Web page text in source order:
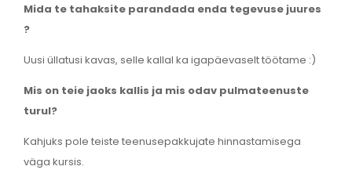
Mida te tahaksite parandada enda tegevuse juures
?
Uusi üllatusi kavas, selle kallal ka igapäevaselt töötame :)
Mis on teie jaoks kallis ja mis odav pulmateenuste
turul?
Kahjuks pole teiste teenusepakkujate hinnastamisega
väga kursis.